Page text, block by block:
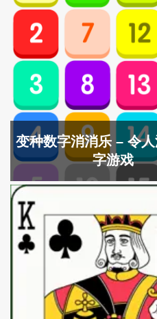
变种数字消消乐 – 令
字游戏